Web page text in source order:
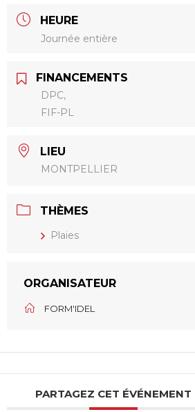
HEURE
Journée entière
FINANCEMENTS
DPC,
FIF-PL
LIEU
MONTPELLIER
THÈMES
Plaies
ORGANISATEUR
FORM'IDEL
PARTAGEZ CET ÉVÉNEMENT